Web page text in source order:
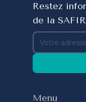
Restez
de la SAFIR
Menu